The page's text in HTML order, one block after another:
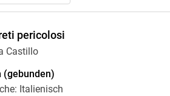
pericolosi
Castillo
(gebunden)
Italienisch